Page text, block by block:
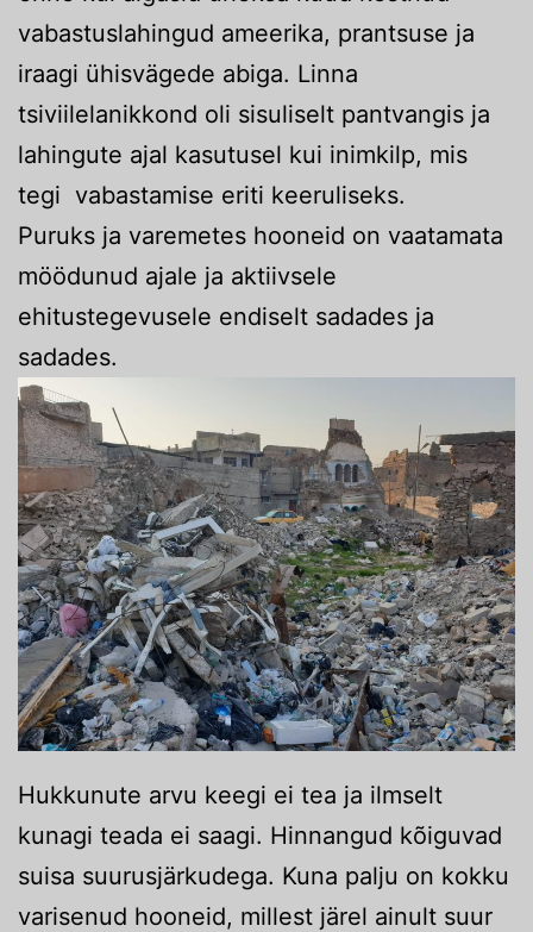
vabastuslahingud ameerika, prantsuse ja
iraagi ühisvägede abiga. Linna
tsiviilelanikkond oli sisuliselt pantvangis ja
lahingute ajal kasutusel kui inimkilp, mis
tegi vabastamise eriti keeruliseks.
Puruks ja varemetes hooneid on vaatamata
möödunud ajale ja aktiivsele
ehitustegevusele endiselt sadades ja
sadades.
Hukkunute arvu keegi ei tea ja ilmselt
kunagi teada ei saagi. Hinnangud kõiguvad
suisa suurusjärkudega. Kuna palju on kokku
varisenud hooneid, millest järel ainult suur